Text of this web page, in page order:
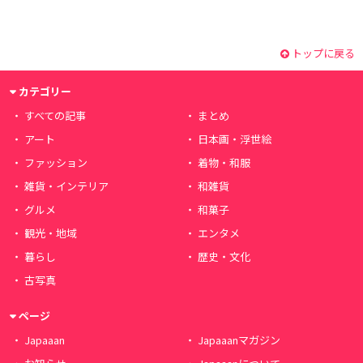
トップに戻る
カテゴリー
すべての記事
まとめ
アート
日本画・浮世絵
ファッション
着物・和服
雑貨・インテリア
和雑貨
グルメ
和菓子
観光・地域
エンタメ
暮らし
歴史・文化
古写真
ページ
Japaaan
Japaaanマガジン